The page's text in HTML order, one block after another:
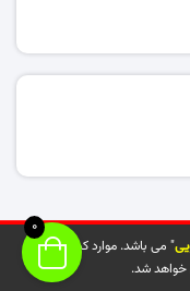
" می باشد. موارد کپی شده از
خواهد شد.
0